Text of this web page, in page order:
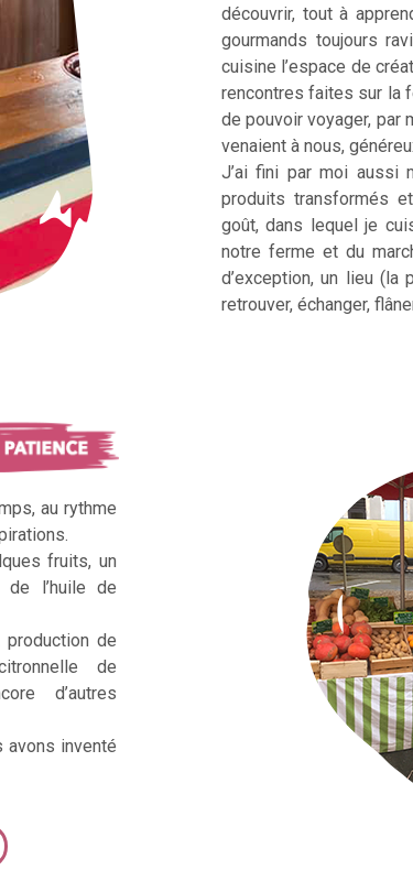
découvrir, tout à
gourmands toujours
cuisine l’espace de
rencontres faites sur la
de pouvoir voyager, par
venaient à nous,
J’ai fini par moi aussi
produits transformés
goût, dans lequel je
notre ferme et du
d’exception, un lieu (la
retrouver, échanger,
au rythme
fruits, un
l’huile de
production de
de
d’autres
avons inventé